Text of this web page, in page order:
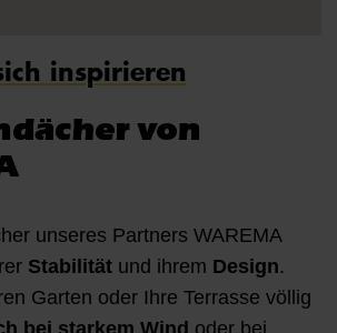
inspirieren
von
unseres Partners WAREMA
Stabilität und ihrem Design.
Garten oder Ihre Terrasse völlig
bei starkem Wind oder bei